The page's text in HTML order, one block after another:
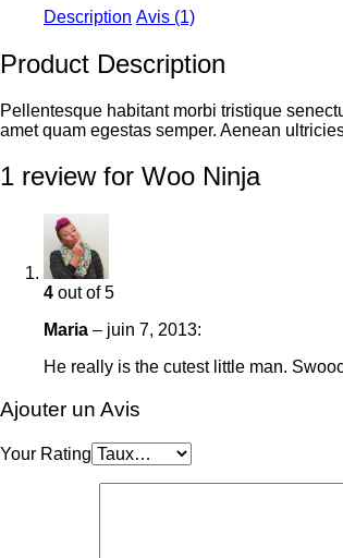
Description Avis (1)
Product Description
Pellentesque habitant morbi tristique
amet quam egestas semper. Aenean
1 review for Woo Ninja
4 out of 5
Maria – juin 7, 2013:
He really is the cutest little man.
Ajouter un Avis
Your Rating